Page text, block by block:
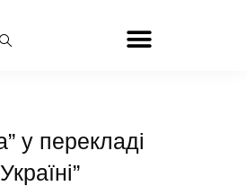
у перекладі